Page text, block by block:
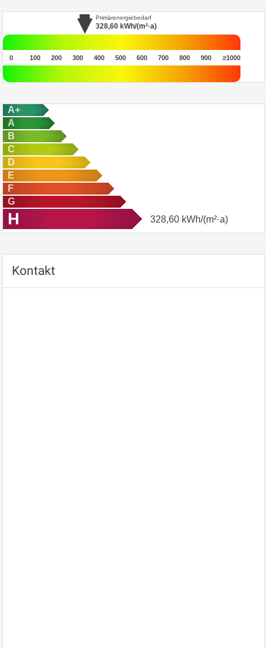
Primärenergiebedarf
328,60 kWh/(m²·a)
0 100 200 300 400 500 600 700 800 900 ≥1000
A+
A
B
C
D
E
F
G
H 328,60 kWh/(m²·a)
Kontakt